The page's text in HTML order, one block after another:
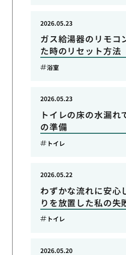
ガス給湯器のリモコ
た時のリセット方法
2026.05.23
浴室
トイレの床の水漏れ
の準備
2026.05.23
トイレ
わずかな流れに安心
りを放置した私の失
2026.05.22
トイレ
2026.05.20